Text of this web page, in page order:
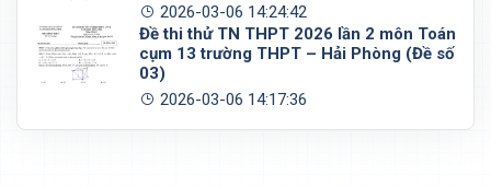
2026-03-06 14:24:42
Đề thi thử TN THPT 2026 lần 2 môn Toán
cụm 13 trường THPT – Hải Phòng (Đề số
03)
2026-03-06 14:17:36